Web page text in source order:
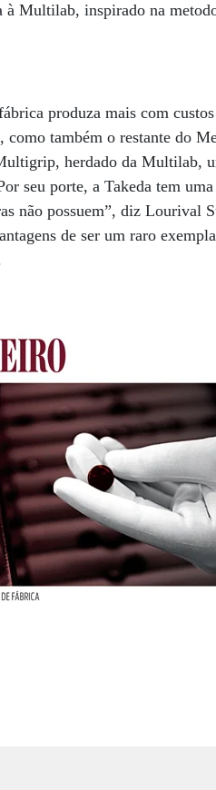
Multilab, inspirado na
produza mais com
como também o restante do
herdado da Multilab,
seu porte, a Takeda tem
não possuem”, diz Lourival
de ser um raro